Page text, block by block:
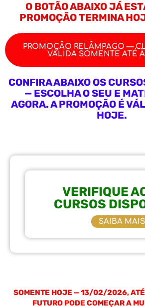
O BOTÃO ABAIXO JÁ
PROMOÇÃO TERMINA
PROMOÇÃO RELÂMPAGO —
VÁLIDA SOMENTE ATÉ
CONFIRA ABAIXO OS
— ESCOLHA O SEU E
AGORA. A PROMOÇÃO É
HOJE.
SAIBA MAIS
VERIFIQUE
CURSOS
SOMENTE HOJE — 13/02/2026,
FUTURO PODE COMEÇAR A